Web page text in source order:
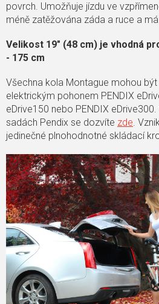
povrch. Umožňuje jízdu ve
méně zatěžována záda a ruce a
Velikost 19" (48 cm) je vhodná
- 175 cm
Všechna kola Montague mohou
elektrickým pohonem PENDIX
eDrive150 nebo PENDIX
sadách Pendix se dozvíte zde.
jedinečné plnohodnotné skládací